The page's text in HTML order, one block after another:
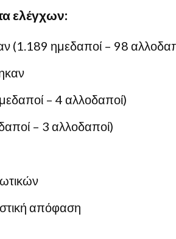
ελέγχων:
(1.189 ημεδαποί – 98
– 4 αλλοδαποί)
– 3 αλλοδαποί)
απόφαση